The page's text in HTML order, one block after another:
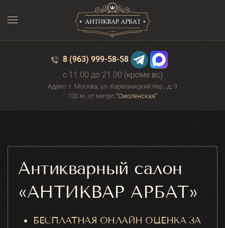
Перейти к содержимому
8 (963) 999-58-58
c 11.00 до 21.00 (кроме вс)
Адрес: г. Москва, ул. Карманицкий пер., д. 9
100 м. от метро "Смоленская"
Антикварный салон
«АНТИКВАР АРБАТ»
БЕСПЛАТНАЯ ОНЛАЙН ОЦЕНКА ЗА